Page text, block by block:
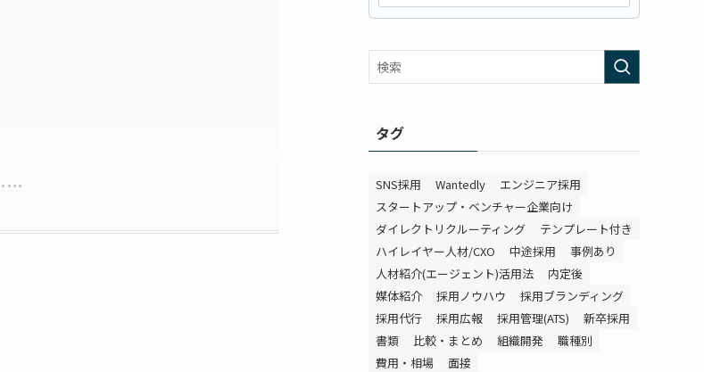
営業職の採用支援はこちら
した企業を七つ集めました！
外資系の採用支援はこちら
タグ
SNS採用 Wantedly
エンジニア採用
スタートアップ・ベンチャー企業向け
ダイレクトリクルーティング
テンプレート付き
ハイレイヤー人材/CXO
中途採用
事例あり
人材紹介(エージェント)活用法
内定後
媒体紹介
採用ノウハウ
採用ブランディング
採用代行
採用広報 採用管理(ATS)
新卒採用
書類
比較・まとめ 組織開発
職種別
費用・相場
面接